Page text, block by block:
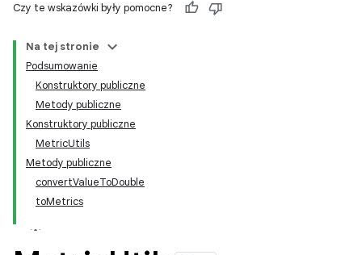
Czy te wskazówki były pomocne?
Na tej stronie
Podsumowanie
Konstruktory publiczne
Metody publiczne
Konstruktory publiczne
MetricUtils
Metody publiczne
convertValueToDouble
toMetrics